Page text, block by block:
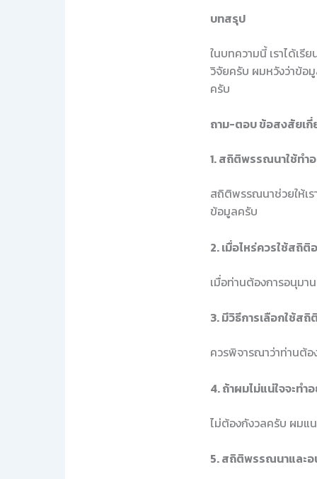
บทสรุป
ในบทความนี้ เราได้เ
วิจัยครับ ผมหวังว่าข้อมู
ครับ
ถาม-ตอบ ข้อสงสัยเกี่
1. สถิติพรรณนาใช้ทำอ
สถิติพรรณนาช่วยให้เ
ข้อมูลครับ
2. เมื่อไหร่ควรใช้สถิติ
เมื่อท่านต้องการอนุม
3. มีวิธีการเลือกใช้สถิ
ควรพิจารณาว่าท่านต้อ
4. ถ้าผมไม่แน่ใจจะทำ
ไม่ต้องกังวลครับ ผมแ
5. สถิติพรรณนาและอ